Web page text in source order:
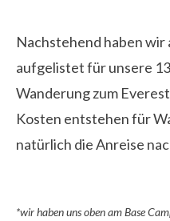
Nachstehend haben wir
aufgelistet für unsere
Wanderung zum
Kosten entstehen für
natürlich die Anreise
*wir haben uns oben am Base